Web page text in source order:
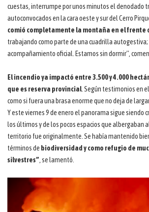
cuestas, interrumpe por unos minutos el denodado
autoconvocados en la cara oeste y sur del Cerro
comió completamente la montaña en el frente
trabajando como parte de una cuadrilla
acompañamiento oficial. Estamos sin dormir”,
El incendio ya impactó entre 3.500 y 4.000
que es reserva provincial. Según testimonios en
como si fuera una brasa enorme que no deja de
Y este viernes 9 de enero el panorama sigue siendo
los últimos y de los pocos espacios que albergaban
territorio fue originalmente. Se había mantenido
términos de biodiversidad y como refugio de
silvestres” , se lamentó.